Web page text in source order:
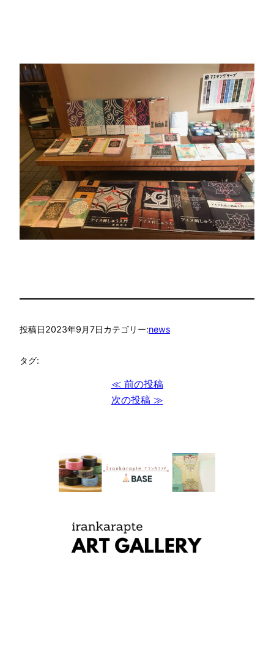
投稿日2023年9月7日カテゴリー:news
タグ:
≪ 前の投稿
次の投稿 ≫